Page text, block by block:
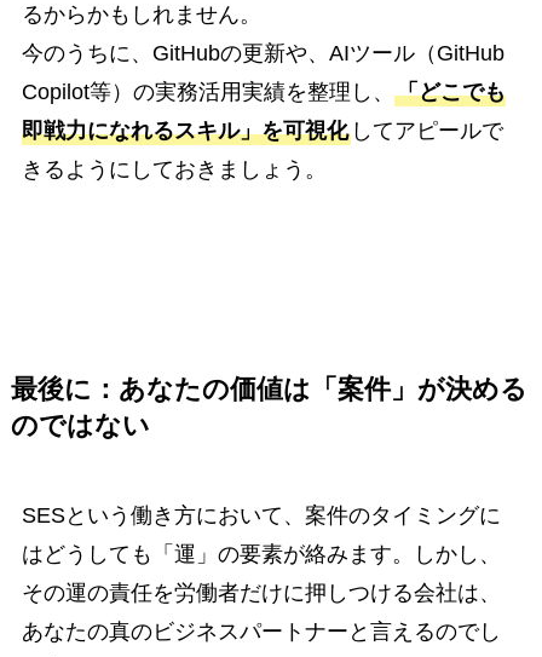
るからかもしれません。
今のうちに、GitHubの更新や、AIツール（GitHub
Copilot等）の実務活用実績を整理し、 「どこでも
即戦力になれるスキル」を可視化してアピールで
きるようにしておきましょう。
最後に：あなたの価値は「案件」が決める
のではない
SESという働き方において、案件のタイミングに
はどうしても「運」の要素が絡みます。しかし、
その運の責任を労働者だけに押しつける会社は、
あなたの真のビジネスパートナーと言えるのでし